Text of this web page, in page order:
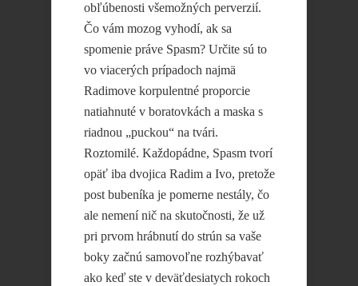
obľúbenosti všemožných perverzií.
Čo vám mozog vyhodí, ak sa
spomenie práve Spasm? Určite sú to
vo viacerých prípadoch najmä
Radimove korpulentné proporcie
natiahnuté v boratovkách a maska s
riadnou „puckou“ na tvári.
Roztomilé. Každopádne, Spasm tvorí
opäť iba dvojica Radim a Ivo, pretože
post bubeníka je pomerne nestály, čo
ale nemení nič na skutočnosti, že už
pri prvom hrábnutí do strún sa vaše
boky začnú samovoľne rozhýbavať
ako keď ste v deväťdesiatych rokoch